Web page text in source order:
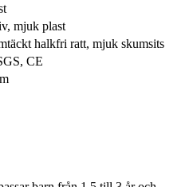
mjuk plast
halkfri ratt, mjuk skumsits
CE